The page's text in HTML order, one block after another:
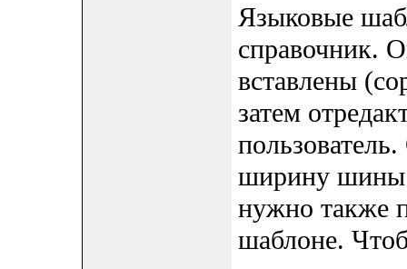
Языковые
справочник.
вставлены
затем
ширину шины
нужно также
шаблоне.